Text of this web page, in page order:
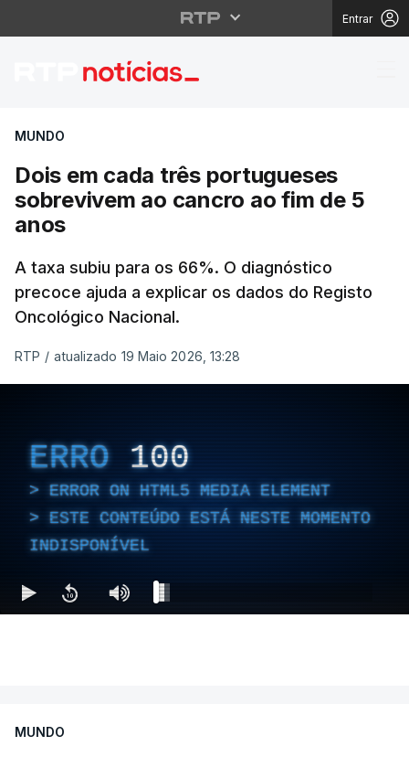
Entrar
Dois em cada três
MUNDO
Dois em cada três portugueses
sobrevivem ao cancro ao fim de 5
anos
A taxa subiu para os 66%. O diagnóstico
precoce ajuda a explicar os dados do Registo
Oncológico Nacional.
RTP / atualizado 19 Maio 2026, 13:28
ERRO 100
ERROR ON HTML5 MEDIA ELEMENT
ESTE CONTEÚDO ESTÁ NESTE MOMENTO
INDISPONÍVEL
MUNDO